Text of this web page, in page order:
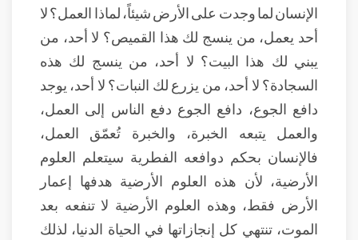
الإنسان لما وجدت على الأرض شيئاً، لماذا العمل؟ لا
أحد يعمل، من ينسج لك هذا القميص؟ لا أحد، من
يبني لك هذا البيت؟ لا أحد، من ينسج لك هذه
السجادة؟ لا أحد، من يزرع لك النبات؟ لا أحد، يوجد
دافع الجوع، دافع الجوع دفع الناس إلى العمل،
والعمل يتبعه الخبرة، والخبرة تُعمّق العمل،
فالإنسان بحكم دوافعه الفطرية سيتعلم العلوم
الأرضية، لأن هذه العلوم الأرضية هدفها إعمار
الأرض فقط، وهذه العلوم الأرضية لا تنفعه بعد
الموت، تنتهي كل إنجازاتها في الحياة الدنيا، لذلك